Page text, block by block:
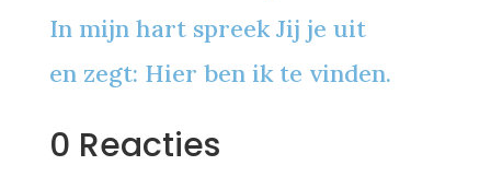
In mijn hart spreek Jij je uit
en zegt: Hier ben ik te vinden.
0 Reacties